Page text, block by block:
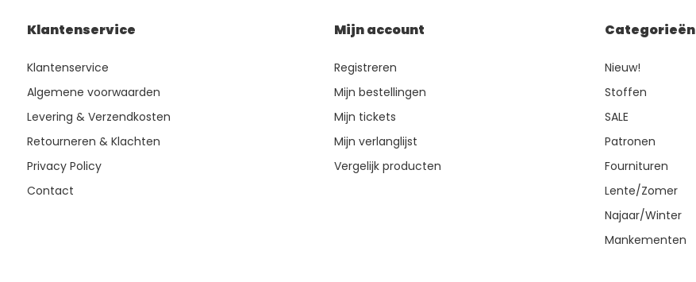
Klantenservice
Klantenservice
Algemene voorwaarden
Levering & Verzendkosten
Retourneren & Klachten
Privacy Policy
Contact
Mijn account
Registreren
Mijn bestellingen
Mijn tickets
Mijn verlanglijst
Vergelijk producten
Categorieën
Nieuw!
Stoffen
SALE
Patronen
Fournituren
Lente/Zomer
Najaar/Winter
Mankementen